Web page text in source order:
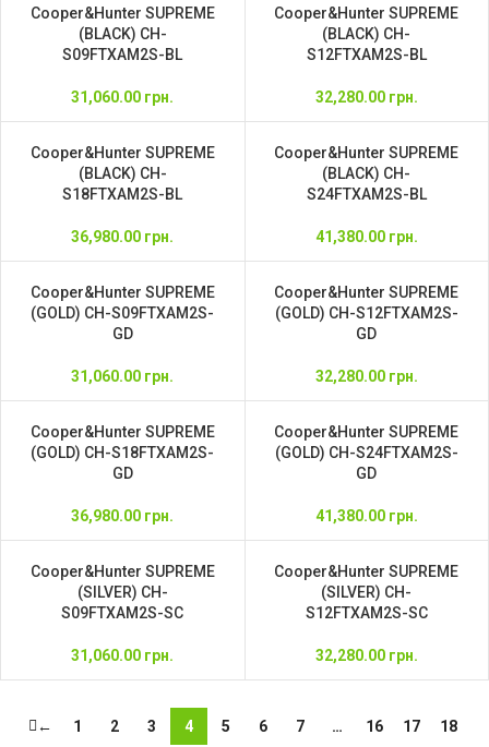
Cooper&Hunter SUPREME
(BLACK) CH-
S09FTXAM2S-BL
31,060.00 грн.
Cooper&Hunter SUPREME
(BLACK) CH-
S12FTXAM2S-BL
32,280.00 грн.
Cooper&Hunter SUPREME
(BLACK) CH-
S18FTXAM2S-BL
36,980.00 грн.
Cooper&Hunter SUPREME
(BLACK) CH-
S24FTXAM2S-BL
41,380.00 грн.
Cooper&Hunter SUPREME
(GOLD) CH-S09FTXAM2S-
GD
31,060.00 грн.
Cooper&Hunter SUPREME
(GOLD) CH-S12FTXAM2S-
GD
32,280.00 грн.
Cooper&Hunter SUPREME
(GOLD) CH-S18FTXAM2S-
GD
36,980.00 грн.
Cooper&Hunter SUPREME
(GOLD) CH-S24FTXAM2S-
GD
41,380.00 грн.
Cooper&Hunter SUPREME
(SILVER) CH-
S09FTXAM2S-SC
31,060.00 грн.
Cooper&Hunter SUPREME
(SILVER) CH-
S12FTXAM2S-SC
32,280.00 грн.
← 1 2 3 4 5 6 7 … 16 17 18